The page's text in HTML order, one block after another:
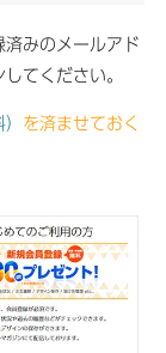
済みのメールアド
てください。
を済ませておく